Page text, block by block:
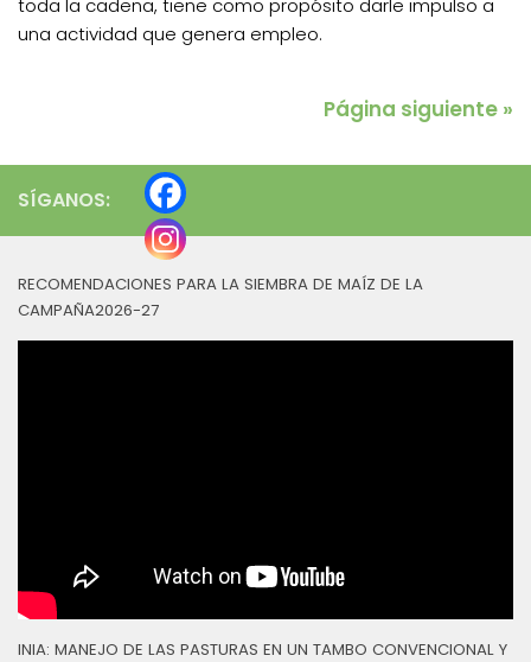
una actividad que genera empleo.
Página siguiente »
SÍGANOS:
RECOMENDACIONES PARA LA SIEMBRA DE MAÍZ DE LA
CAMPAÑA2026-27
INIA: MANEJO DE LAS PASTURAS EN UN TAMBO CONVENCIONAL Y